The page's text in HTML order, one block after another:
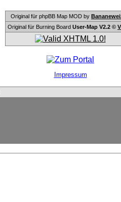
Original für phpBB Map MOD by
Original für Burning Board User-Map V2.2 ©
Impressum